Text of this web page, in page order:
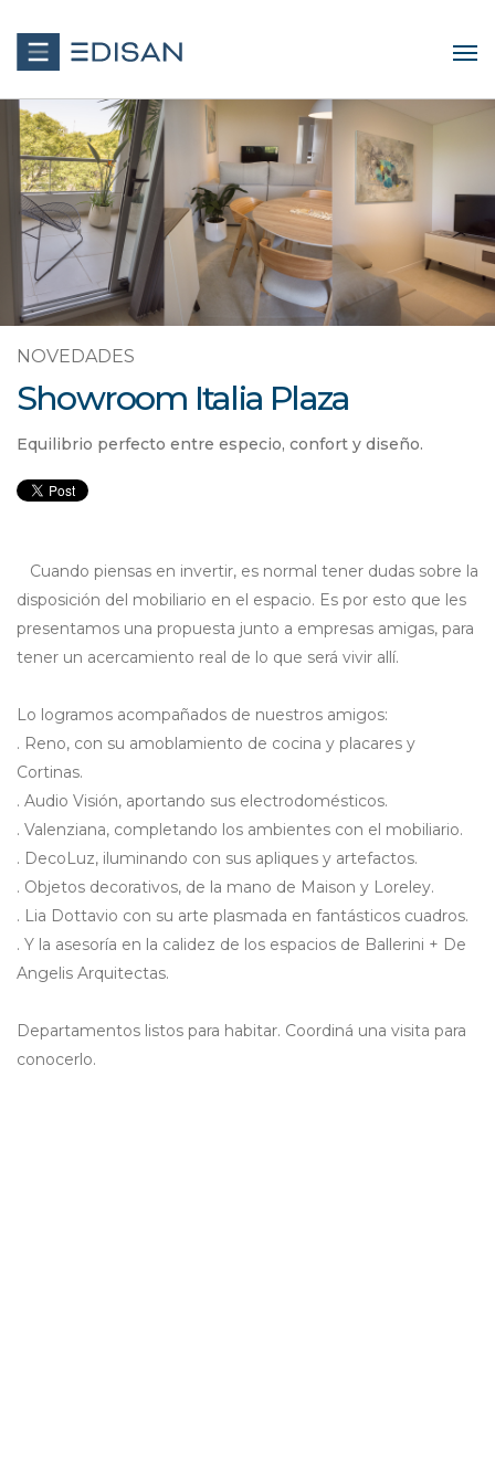
NOVEDADES
Showroom Italia Plaza
Equilibrio perfecto entre especio, confort y diseño.
Cuando piensas en invertir, es normal tener dudas sobre la
disposición del mobiliario en el espacio. Es por esto que les
presentamos una propuesta junto a empresas amigas, para
tener un acercamiento real de lo que será vivir allí.
Lo logramos acompañados de nuestros amigos:
. Reno, con su amoblamiento de cocina y placares y
Cortinas.
. Audio Visión, aportando sus electrodomésticos.
. Valenziana, completando los ambientes con el mobiliario.
. DecoLuz, iluminando con sus apliques y artefactos.
. Objetos decorativos, de la mano de Maison y Loreley.
. Lia Dottavio con su arte plasmada en fantásticos cuadros.
. Y la asesoría en la calidez de los espacios de Ballerini + De
Angelis Arquitectas.
Departamentos listos para habitar. Coordiná una visita para
conocerlo.